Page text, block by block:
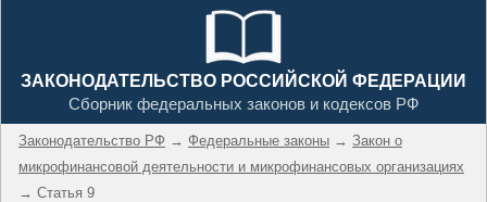
ЗАКОНОДАТЕЛЬСТВО РОССИЙСКОЙ ФЕДЕРАЦИИ
Сборник федеральных законов и кодексов РФ
Законодательство РФ → Федеральные законы → Закон о
микрофинансовой деятельности и микрофинансовых организациях
→ Статья 9